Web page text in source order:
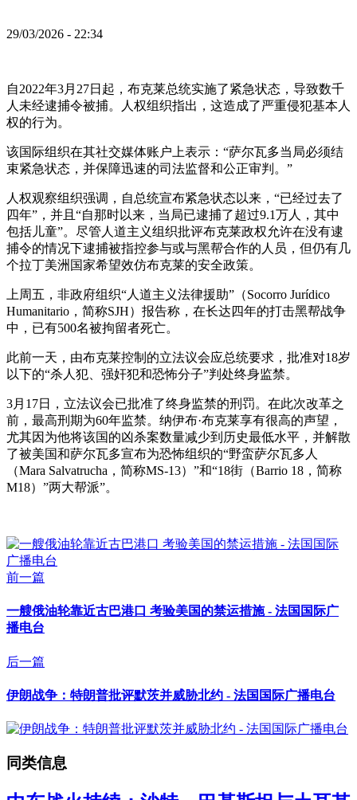
29/03/2026 - 22:34
自2022年3月27日起，布克莱总统实施了紧急状态，导致数千
人未经逮捕令被捕。人权组织指出，这造成了严重侵犯基本人
权的行为。
该国际组织在其社交媒体账户上表示：“萨尔瓦多当局必须结
束紧急状态，并保障迅速的司法监督和公正审判。”
人权观察组织强调，自总统宣布紧急状态以来，“已经过去了
四年”，并且“自那时以来，当局已逮捕了超过9.1万人，其中
包括儿童”。尽管人道主义组织批评布克莱政权允许在没有逮
捕令的情况下逮捕被指控参与或与黑帮合作的人员，但仍有几
个拉丁美洲国家希望效仿布克莱的安全政策。
上周五，非政府组织“人道主义法律援助”（Socorro Jurídico
Humanitario，简称SJH）报告称，在长达四年的打击黑帮战争
中，已有500名被拘留者死亡。
此前一天，由布克莱控制的立法议会应总统要求，批准对18岁
以下的“杀人犯、强奸犯和恐怖分子”判处终身监禁。
3月17日，立法议会已批准了终身监禁的刑罚。在此次改革之
前，最高刑期为60年监禁。纳伊布·布克莱享有很高的声望，
尤其因为他将该国的凶杀案数量减少到历史最低水平，并解散
了被美国和萨尔瓦多宣布为恐怖组织的“野蛮萨尔瓦多人
（Mara Salvatrucha，简称MS-13）”和“18街（Barrio 18，简称
M18）”两大帮派”。
前一篇
一艘俄油轮靠近古巴港口 考验美国的禁运措施 - 法国国际广
播电台
后一篇
伊朗战争：特朗普批评默茨并威胁北约 - 法国国际广播电台
同类信息